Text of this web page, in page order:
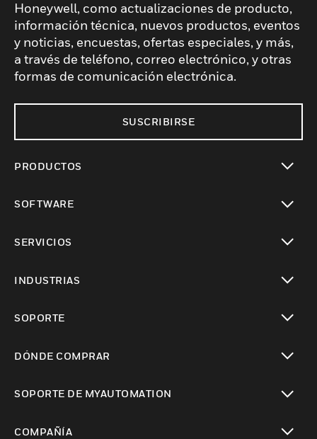
Honeywell, como actualizaciones de producto,
información técnica, nuevos productos, eventos
y noticias, encuestas, ofertas especiales, y más,
a través de teléfono, correo electrónico, y otras
formas de comunicación electrónica.
SUSCRIBIRSE
PRODUCTOS
SOFTWARE
SERVICIOS
INDUSTRIAS
SOPORTE
DÓNDE COMPRAR
SOPORTE DE MYAUTOMATION
COMPAÑÍA